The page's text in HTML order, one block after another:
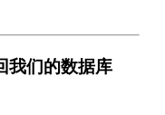
我们的数据库